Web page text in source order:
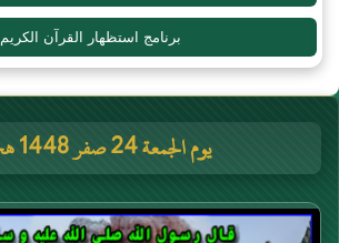
برنامج استظهار القرآن الكريم
يوم الجمعة 24 صفر 1448 هجرية